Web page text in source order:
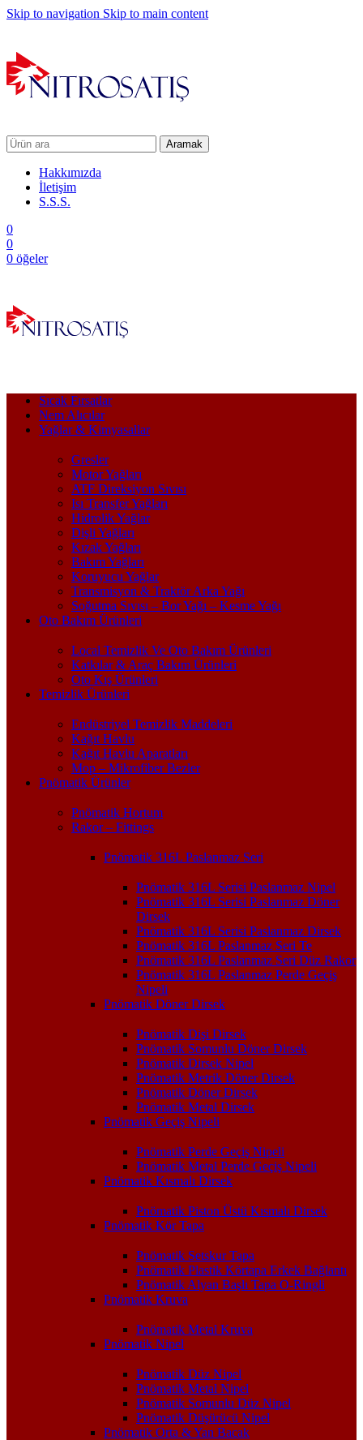
Skip to navigation Skip to main content
Aramak
Hakkımızda
İletişim
S.S.S.
0
0
0 öğeler
Sıcak Fırsatlar
Nem Alıcılar
Yağlar & Kimyasallar
Gresler
Motor Yağları
ATF Direksiyon Sıvısı
Isı Transfer Yağları
Hidrolik Yağlar
Dişli Yağları
Kızak Yağları
Bakım Yağları
Koruyucu Yağlar
Transmisyon & Traktör Arka Yağı
Soğutma Sıvısı – Bor Yağı – Kesme Yağı
Oto Bakım Ürünleri
Local Temizlik Ve Oto Bakım Ürünleri
Katkılar & Araç Bakım Ürünleri
Oto Kış Ürünleri
Temizlik Ürünleri
Endüstriyel Temizlik Maddeleri
Kağıt Havlu
Kağıt Havlu Aparatları
Mop – Mikrofiber Bezler
Pnömatik Ürünler
Pnömatik Hortum
Rakor – Fittings
Pnömatik 316L Paslanmaz Seri
Pnömatik 316L Serisi Paslanmaz Nipel
Pnömatik 316L Serisi Paslanmaz Döner
Dirsek
Pnömatik 316L Serisi Paslanmaz Dirsek
Pnömatik 316L Paslanmaz Seri Te
Pnömatik 316L Paslanmaz Seri Düz Rakor
Pnömatik 316L Paslanmaz Perde Geçiş
Nipeli
Pnömatik Döner Dirsek
Pnömatik Dişi Dirsek
Pnömatik Somunlu Döner Dirsek
Pnömatik Dirsek Nipel
Pnömatik Metrik Döner Dirsek
Pnömatik Döner Dirsek
Pnömatik Metal Dirsek
Pnömatik Geçiş Nipeli
Pnömatik Perde Geçiş Nipeli
Pnömatik Metal Perde Geçiş Nipeli
Pnömatik Kısmalı Dirsek
Pnömatik Piston Üstü Kısmalı Dirsek
Pnömatik Kör Tapa
Pnömatik Setskur Tapa
Pnömatik Plastik Körtapa Erkek Bağlantı
Pnömatik Alyan Başlı Tapa O-Ringli
Pnömatik Kruva
Pnömatik Metal Kruva
Pnömatik Nipel
Pnömatik Düz Nipel
Pnömatik Metal Nipel
Pnömatik Somunlu Düz Nipel
Pnömatik Düşürücü Nipel
Pnömatik Orta & Yan Bacak